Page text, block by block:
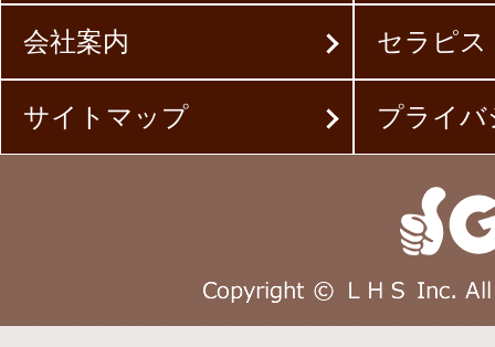
会社案内 セラピス
サイトマップ プライ